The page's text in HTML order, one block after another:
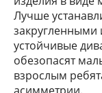
Лучше
устойчивые
обезопасят
взрослым